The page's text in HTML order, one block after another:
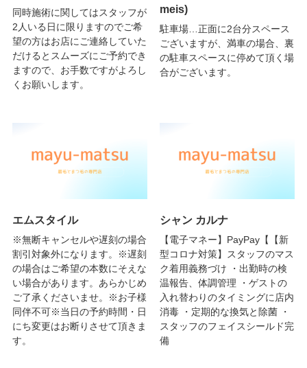
同時施術に関してはスタッフが
2人いる日に限りますのでご希
望の方はお店にご連絡していた
だけるとスムーズにご予約でき
ますので、お手数ですがよろし
くお願いします。
meis)
駐車場…正面に2台分スペース
ございますが、満車の場合、裏
の駐車スペースに停めて頂く場
合がございます。
エムスタイル
※無断キャンセルや遅刻の場合
割引対象外になります。※遅刻
の場合はご希望の本数にそえな
い場合があります。あらかじめ
ご了承くださいませ。※お子様
同伴不可※当日の予約時間・日
にち変更はお断りさせて頂きま
す。
シャン カルナ
【電子マネー】PayPay【【新
型コロナ対策】スタッフのマス
ク着用義務づけ ・出勤時の検
温報告、体調管理 ・ゲストの
入れ替わりのタイミングに店内
消毒 ・定期的な換気と除菌 ・
スタッフのフェイスシールド完
備